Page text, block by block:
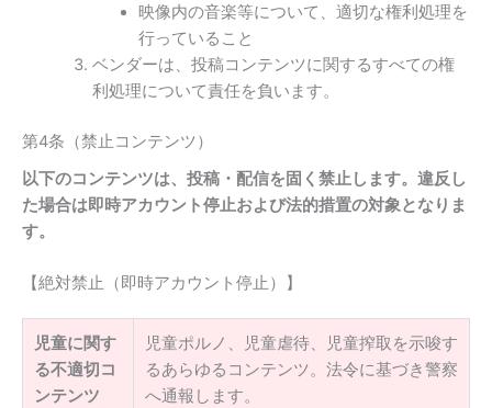
映像内の音楽等について、適切な権利処理を
行っていること
ベンダーは、投稿コンテンツに関するすべての権
利処理について責任を負います。
第4条（禁止コンテンツ）
以下のコンテンツは、投稿・配信を固く禁止します。違反し
た場合は即時アカウント停止および法的措置の対象となりま
す。
【絶対禁止（即時アカウント停止）】
児童に関す
る不適切コ
ンテンツ
児童ポルノ、児童虐待、児童搾取を示唆す
るあらゆるコンテンツ。法令に基づき警察
へ通報します。